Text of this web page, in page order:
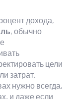
дохода,
, обычно
цели
затрат.
нужно всегда,
и даже если